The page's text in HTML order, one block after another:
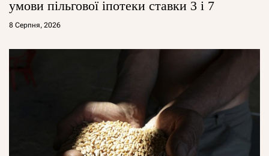
умови пільгової іпотеки ставки 3 і 7
8 Серпня, 2026